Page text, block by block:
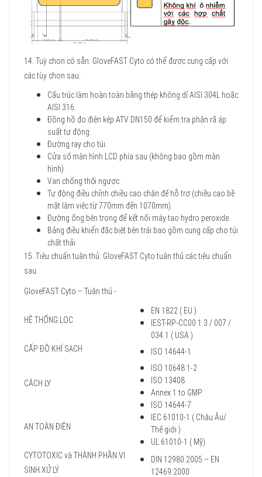
14. Tuỳ chọn có sẵn: GloveFAST Cyto có thể được cung cấp với
các tùy chọn sau:
Cấu trúc làm hoàn toàn bằng thép không dỉ AISI 304L hoặc
AISI 316.
Đồng hồ đo điện kép ATV DN150 để kiểm tra phân rã áp
suất tự động.
Đường ray cho túi.
Cửa sổ màn hình LCD phía sau (không bao gồm màn
hình).
Van chống thổi ngược.
Tự động điều chỉnh chiều cao chân đế hỗ trợ (chiều cao bề
mặt làm việc từ 770mm đến 1070mm).
Đường ống bên trong để kết nối máy tạo hydro peroxide.
Bảng điều khiển đặc biệt bên trái bao gồm cung cấp cho túi
chất thải.
15. Tiêu chuẩn tuân thủ: GloveFAST Cyto tuân thủ các tiêu chuẩn
sau:
GloveFAST Cyto – Tuân thủ -
HỆ THỐNG LỌC
EN 1822 ( EU )
IEST-RP-CC00 1.3 / 007 /
034.1 ( USA )
CẤP ĐỘ KHÍ SẠCH
ISO 14644-1
CÁCH LY
ISO 10648 1-2
ISO 13408
Annex 1 to GMP
ISO 14644-7
AN TOÀN ĐIỆN
IEC 61010-1 ( Châu Âu/
Thế giới )
UL 61010-1 ( Mỹ)
CYTOTOXIC và THÀNH PHẦN VI
SINH XỬ LÝ
DIN 12980:2005 – EN
12469:2000